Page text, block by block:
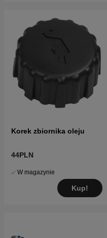
Korek zbiornika oleju
44PLN
W magazynie
Kup!